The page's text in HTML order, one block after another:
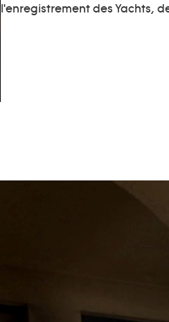
l'enregistrement des Yachts,